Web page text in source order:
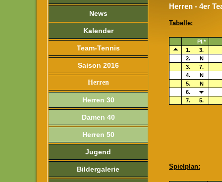
News
Kalender
Team-Tennis
Saison 2016
Herren
Herren 30
Damen 40
Herren 50
Jugend
Bildergalerie
Herren - 4er
Tabelle:
Pl.*
1.
3.
2.
N
3.
7.
4.
N
5.
N
6.
7.
5.
Spielplan: